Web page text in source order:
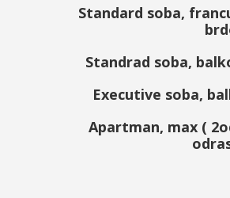
Standard soba,
Standrad soba,
Executive soba,
Apartman, max (